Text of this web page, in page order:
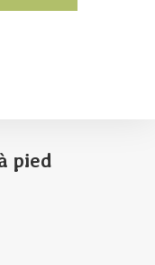
pied